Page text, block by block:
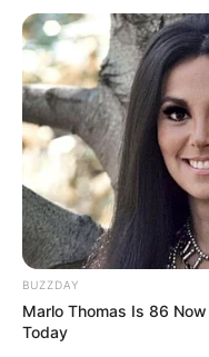
BUZZDAY
Marlo Thomas Is 86
Today